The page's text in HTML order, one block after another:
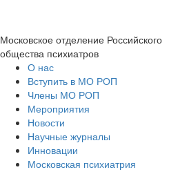
Московское отделение Российского
общества психиатров
О нас
Вступить в МО РОП
Члены МО РОП
Мероприятия
Новости
Научные журналы
Инновации
Московская психиатрия